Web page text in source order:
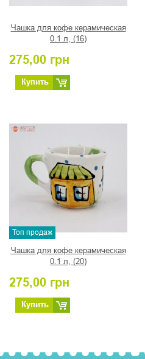
Чашка для кофе керамическая
0.1 л, (16)
275,00 грн
Купить
Топ продаж
Чашка для кофе керамическая
0.1 л, (20)
275,00 грн
Купить